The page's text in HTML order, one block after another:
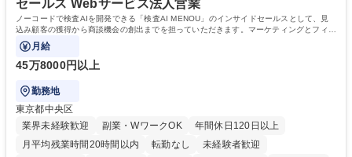
セールス Webサービス法人営業
ノーコードで検査AIを開発できる「検査AI MENOU」のインサイドセールスとして、見
込み顧客の獲得から商談機会の創出までを担っていただきます。マーケティングとフィー
ルドセールスをつなぐ役割として、
月給
45万8000円以上
勤務地
東京都中央区
業界未経験歓迎
副業・WワークOK
年間休日120日以上
月平均残業時間20時間以内
転勤なし
未経験者歓迎